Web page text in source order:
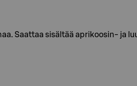
Saattaa sisältää aprikoosin- ja